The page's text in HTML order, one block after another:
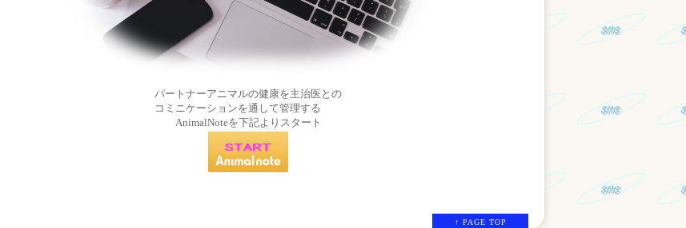
パートナーアニマルの健康を主治医との
コミニケーションを通して管理する
AnimalNoteを下記よりスタート
↑ PAGE TOP